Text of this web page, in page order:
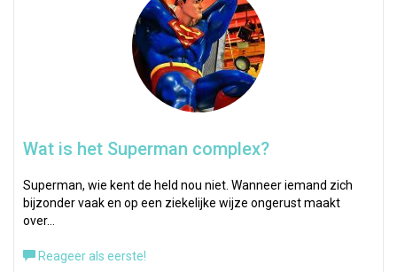
Wat is het Superman complex?
Superman, wie kent de held nou niet. Wanneer iemand zich
bijzonder vaak en op een ziekelijke wijze ongerust maakt
over…
Reageer als eerste!